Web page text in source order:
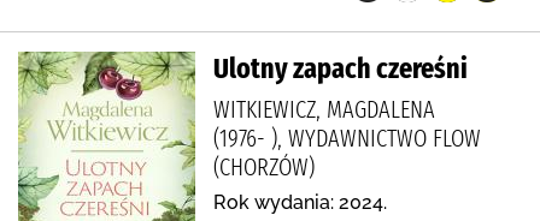
Ulotny zapach czereśni
WITKIEWICZ, MAGDALENA
(1976- ), WYDAWNICTWO FLOW
(CHORZÓW)
Rok wydania: 2024.